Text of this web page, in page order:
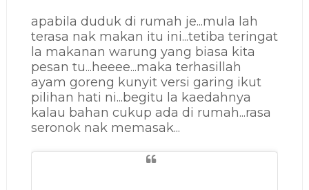
apabila duduk di rumah je...mula lah
terasa nak makan itu ini...tetiba teringat
la makanan warung yang biasa kita
pesan tu...heeee...maka terhasillah
ayam goreng kunyit versi garing ikut
pilihan hati ni...begitu la kaedahnya
kalau bahan cukup ada di rumah...rasa
seronok nak memasak...